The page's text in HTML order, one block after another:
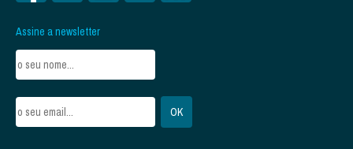
Assine a newsletter